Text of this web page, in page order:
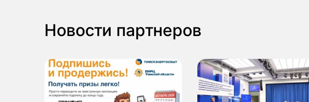
Новости партнеров